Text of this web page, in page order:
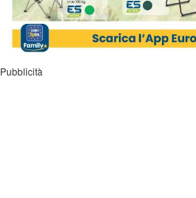
Pubblicità